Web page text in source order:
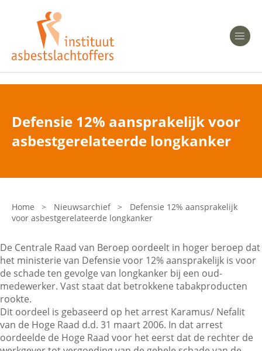
Heeft u Mesothelioom?
Heeft u Asbestose?
Bent u arts?
Asbest en Gezondheid
Laatste nieuws
Onze organisatie
Veelgestelde vragen
Contactgegevens
Zoeken
Defensie 12% aansprakelijk voor
asbestgerelateerde longkanker
Home > Nieuwsarchief >
Defensie 12% aansprakelijk
voor asbestgerelateerde longkanker
De Centrale Raad van Beroep oordeelt in hoger beroep dat
het ministerie van Defensie voor 12% aansprakelijk is voor
de schade ten gevolge van longkanker bij een oud-
medewerker. Vast staat dat betrokkene tabakproducten
rookte.
Dit oordeel is gebaseerd op het arrest Karamus/ Nefalit
van de Hoge Raad d.d. 31 maart 2006. In dat arrest
oordeelde de Hoge Raad voor het eerst dat de rechter de